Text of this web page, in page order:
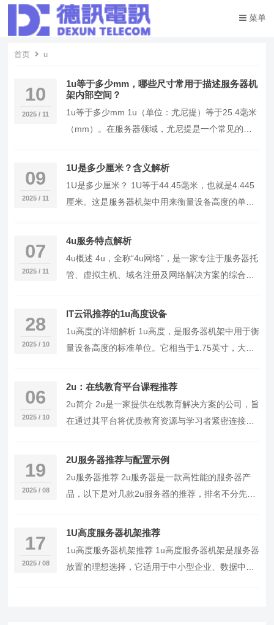
菜单
首页 u
10
2025 / 11
1u等于多少mm，哪些尺寸常用于描述服务器机
架内部空间？
1u等于多少mm 1u（单位：尤尼提）等于25.4毫米
（mm）。在服务器领域，尤尼提是一个常见的尺
09
2025 / 11
1U是多少厘米？含义解析
1U是多少厘米？ 1U等于44.45毫米，也就是4.445
厘米。这是服务器机架中用来衡量设备高度的单
07
2025 / 11
4u服务特点解析
4u概述 4u，全称“4u网络”，是一家专注于服务器托
管、虚拟主机、域名注册及网络解决方案的综合性
28
2025 / 10
IT云讯推荐的1u高度设备
1u高度的详细解析 1u高度，是服务器机架中用于衡
量设备高度的标准单位。它相当于1.75英寸，大约
06
2025 / 10
2u：在线教育平台课程推荐
2u简介 2u是一家提供在线教育解决方案的公司，旨
在通过其平台将优质教育资源与学习者紧密连接。
19
2025 / 08
2U服务器推荐与配置示例
2u服务器推荐 2u服务器是一款高性能的服务器产
品，以下是对几款2u服务器的推荐，排名不分先
17
2025 / 08
1U高度服务器机架推荐
1u高度服务器机架推荐 1u高度服务器机架是服务器
放置的理想选择，它适用于中小型企业、数据中心